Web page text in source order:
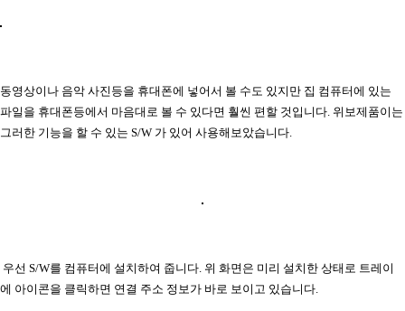
동영상이나 음악 사진등을 휴대폰에 넣어서 볼 수도 있지만 집 컴퓨터에 있는
파일을 휴대폰등에서 마음대로 볼 수 있다면 훨씬 편할 것입니다. 위보제품이는
그러한 기능을 할 수 있는 S/W 가 있어 사용해보았습니다.
우선 S/W를 컴퓨터에 설치하여 줍니다. 위 화면은 미리 설치한 상태로 트레이
에 아이콘을 클릭하면 연결 주소 정보가 바로 보이고 있습니다.